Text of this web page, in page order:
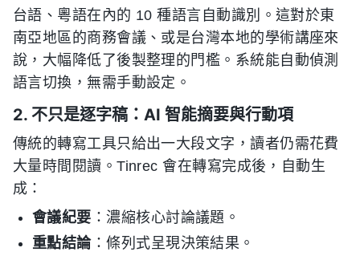
台語、粵語在內的 10 種語言自動識別。這對於東
南亞地區的商務會議、或是台灣本地的學術講座來
說，大幅降低了後製整理的門檻。系統能自動偵測
語言切換，無需手動設定。
2. 不只是逐字稿：AI 智能摘要與行動項
傳統的轉寫工具只給出一大段文字，讀者仍需花費
大量時間閱讀。Tinrec 會在轉寫完成後，自動生
成：
會議紀要 ：濃縮核心討論議題。
重點結論：條列式呈現決策結果。